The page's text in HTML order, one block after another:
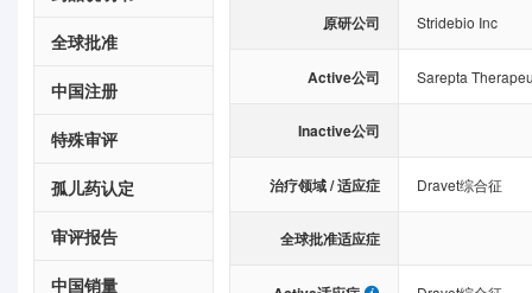
全球批准
中国注册
特殊审评
孤儿药认定
审评报告
中国销量
原研公司 Stridebio Inc
Active公司 Sarepta
Inactive公司
治疗领域 / 适应症 Dravet综合征
全球批准适应症